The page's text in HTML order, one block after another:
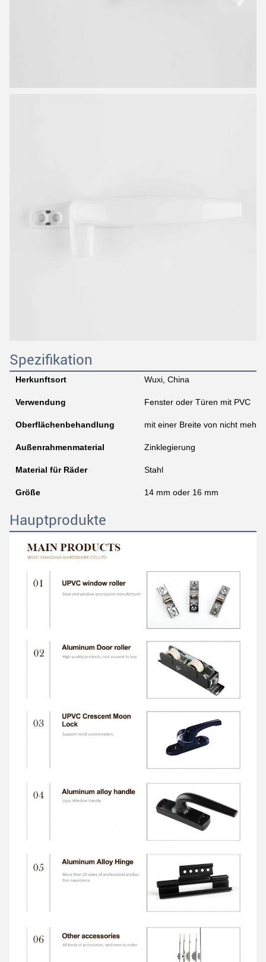
Spezifikation
Herkunftsort Wuxi, China
Verwendung Fenster oder Türen mit PVC
Oberflächenbehandlung mit einer Breite von nicht mehr
Außenrahmenmaterial Zinklegierung
Material für Räder Stahl
Größe 14 mm oder 16 mm
Hauptprodukte